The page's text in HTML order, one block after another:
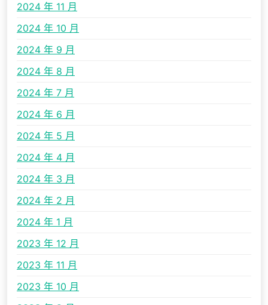
2024 年 11 月
2024 年 10 月
2024 年 9 月
2024 年 8 月
2024 年 7 月
2024 年 6 月
2024 年 5 月
2024 年 4 月
2024 年 3 月
2024 年 2 月
2024 年 1 月
2023 年 12 月
2023 年 11 月
2023 年 10 月